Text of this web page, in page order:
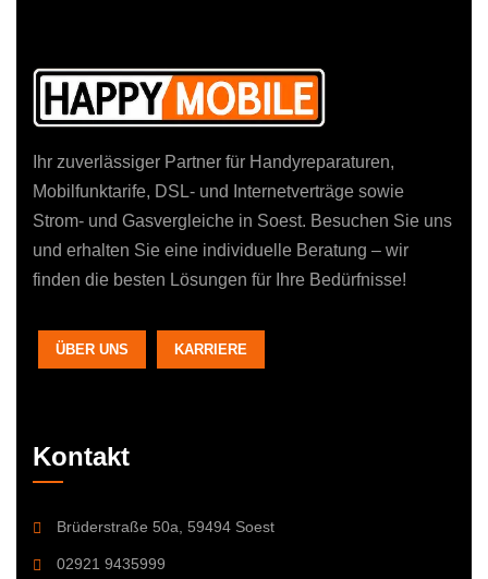
Ihr zuverlässiger Partner für Handyreparaturen,
Mobilfunktarife, DSL- und Internetverträge sowie
Strom- und Gasvergleiche in Soest. Besuchen Sie uns
und erhalten Sie eine individuelle Beratung – wir
finden die besten Lösungen für Ihre Bedürfnisse!
ÜBER UNS KARRIERE
Kontakt
Brüderstraße 50a, 59494 Soest
02921 9435999